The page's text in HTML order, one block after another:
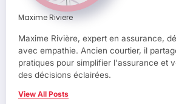
Maxime Riviere
Maxime Rivière, expert en assurance,
avec empathie. Ancien courtier, il
pratiques pour simplifier l'assurance et
des décisions éclairées.
View All Posts